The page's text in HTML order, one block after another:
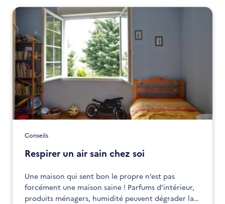
Conseils
Respirer un air sain chez soi
Une maison qui sent bon le propre n’est pas
forcément une maison saine ! Parfums d’intérieur,
produits ménagers, humidité peuvent dégrader la